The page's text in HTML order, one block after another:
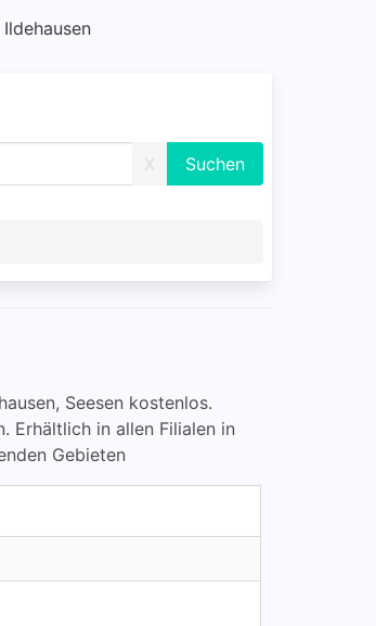
X
Seesen kostenlos.
Erhältlich in allen Filialen in
Gebieten